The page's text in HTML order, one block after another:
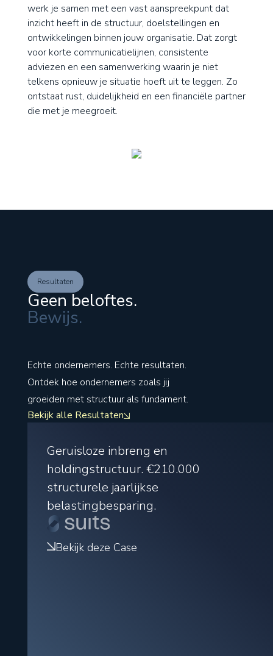
werk je samen met een vast aanspreekpunt dat
inzicht heeft in de structuur, doelstellingen en
ontwikkelingen binnen jouw organisatie. Dat zorgt
voor korte communicatielijnen, consistente
adviezen en een samenwerking waarin je niet
telkens opnieuw je situatie hoeft uit te leggen. Zo
ontstaat rust, duidelijkheid en een financiële partner
die met je meegroeit.
Resultaten
Geen beloftes.
Bewijs.
Echte ondernemers. Echte resultaten.
Ontdek hoe ondernemers zoals jij
groeiden met structuur als fundament.
Bekijk alle Resultaten
Geruisloze inbreng en
holdingstructuur. €210.000
structurele jaarlijkse
belastingbesparing.
Bekijk deze Case